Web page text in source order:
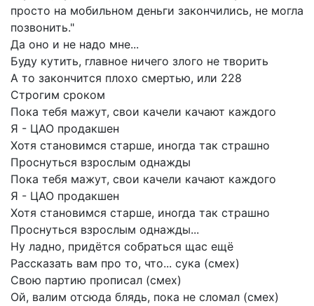
просто на мобильном деньги закончились, не могла
позвонить."
Да оно и не надо мне...
Буду кутить, главное ничего злого не творить
А то закончится плохо смертью, или 228
Строгим сроком
Пока тебя мажут, свои качели качают каждого
Я - ЦАО продакшен
Хотя становимся старше, иногда так страшно
Проснуться взрослым однажды
Пока тебя мажут, свои качели качают каждого
Я - ЦАО продакшен
Хотя становимся старше, иногда так страшно
Проснуться взрослым однажды...
Ну ладно, придётся собраться щас ещё
Рассказать вам про то, что... сука (смех)
Свою партию прописал (смех)
Ой, валим отсюда блядь, пока не сломал (смех)